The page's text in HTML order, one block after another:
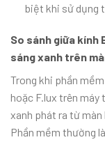
biệt khi sử dụng
So sánh giữa kính
sáng xanh trên
Trong khi phần
hoặc F.lux trên máy
xanh phát ra từ
Phần mềm thường